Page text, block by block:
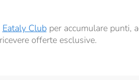
Eataly Clubper accumulare punti,
offerte esclusive.